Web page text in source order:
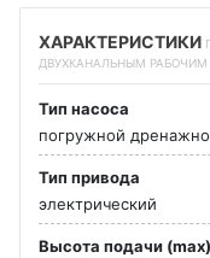
ХАРАКТЕРИСТИКИ
ДВУХКАНАЛЬНЫМ
Тип насоса
погружной
Тип привода
электрический
Высота подачи